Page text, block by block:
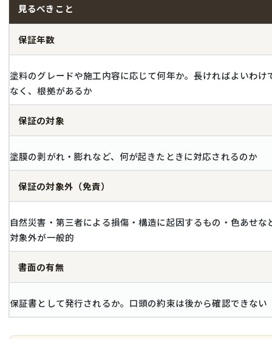
見るべきこと
保証年数
塗料のグレードや施工内容に応じて何年か。長ければよいわけ
なく、根拠があるか
保証の対象
塗膜の剥がれ・膨れなど、何が起きたときに対応されるのか
保証の対象外（免責）
自然災害・第三者による損傷・構造に起因するもの・色あせな
対象外が一般的
書面の有無
保証書として発行されるか。口頭の約束は後から確認できない